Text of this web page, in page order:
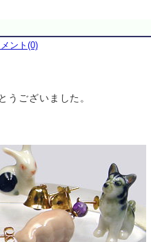
メント(0)
ございました。